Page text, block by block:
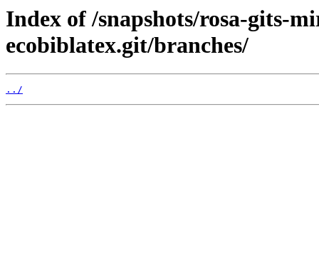
Index of /snapshots/rosa-gits-
ecobiblatex.git/branches/
../